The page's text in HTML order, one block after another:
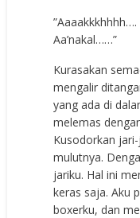
Aa’nakal……”
Kurasakan
mengalir
yang ada di
melemas
Kusodorkan
mulutnya.
jariku. Hal ini
keras saja. Aku
boxerku, dan